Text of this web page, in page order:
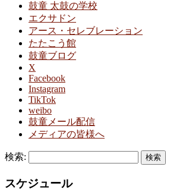
鼓童 太鼓の学校
エクサドン
アース・セレブレーション
たたこう館
鼓童ブログ
X
Facebook
Instagram
TikTok
weibo
鼓童メール配信
メディアの皆様へ
検索:
スケジュール